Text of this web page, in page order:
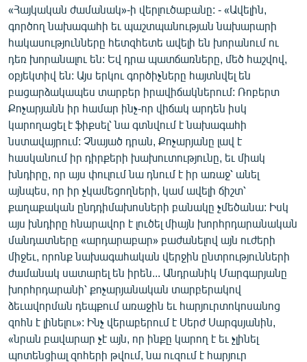
«Հայկական ժամանակ»-ի վերլուծաբանը: - «Ավելին,
գործող նախագահի եւ պաշտպանության նախարարի
հակասությունները հետզհետե ավելի են խորանում ու
դեռ խորանալու են: Եվ դրա պատճառները, մեծ հաշվով,
օբյեկտիվ են: Այս երկու գործիչները հայտնվել են
բացարձակապես տարբեր իրավիճակներում: Ռոբերտ
Քոչարյանն իր համար ինչ-որ վիճակ արդեն իսկ
կարողացել է ֆիքսել՝ նա գտնվում է նախագահի
նստավայրում: Չնայած դրան, Քոչարյանը լավ է
հասկանում իր դիրքերի խախուտությունը, եւ միակ
խնդիրը, որ այս փուլում նա դնում է իր առաջ՝ անել
այնպես, որ իր չկամեցողների, կամ ավելի ճիշտ՝
քաղաքական ընդդիմախոսների բանակը չմեծանա: Իսկ
այս խնդիրը հնարավոր է լուծել միայն խորհրդարանական
մանդատները «արդարաբար» բաժանելով այն ուժերի
միջեւ, որոնք նախագահական վերջին ընտրությունների
ժամանակ սատարել են իրեն... Անդրանիկ Մարգարյանը
խորհրդարանի՝ քոչարյանական տարբերակով
ձեւավորման դեպքում առաջին եւ հարյուրտոկոսանոց
զոհն է լինելու»: Ինչ վերաբերում է Սերժ Սարգսյանին,
«նրան բավարար չէ այն, որ ինքը կարող է եւ չլինել
պոտենցիալ զոհերի թվում, նա ուզում է հարյուր